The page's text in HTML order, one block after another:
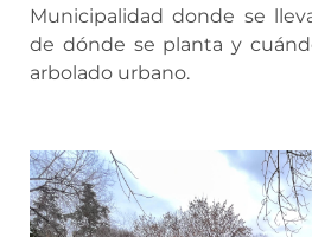
Municipalidad donde se
de dónde se planta y
arbolado urbano.